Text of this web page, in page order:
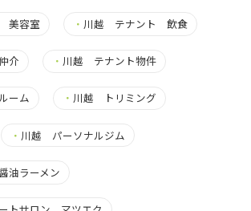
美容室 ・ 川越 テナント 飲食
介 ・ 川越 テナント物件
ーム ・ 川越 トリミング
・ 川越 パーソナルジム
油ラーメン